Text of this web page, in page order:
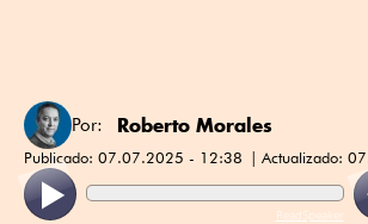
Por: Roberto Morales
Publicado: 07.07.2025 - 12:38 Actualizado:
ReadSpeaker